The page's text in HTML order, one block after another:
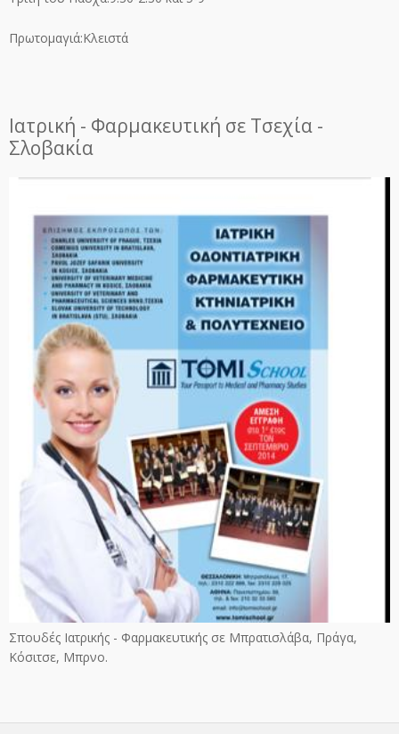
Πρωτομαγιά:Κλειστά
Ιατρική - Φαρμακευτική σε Τσεχία -
Σλοβακία
Σπουδές Ιατρικής - Φαρμακευτικής σε Μπρατισλάβα, Πράγα,
Κόσιτσε, Μπρνο.